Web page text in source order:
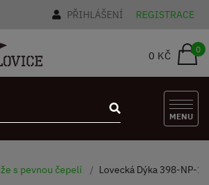
PŘIHLÁŠENÍ REGISTRACE
0 KČ 0
MENU
s pevnou čepelí Lovecká Dýka 398-NP-